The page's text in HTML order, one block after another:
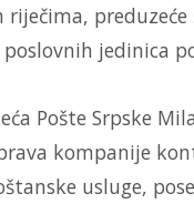
riječima, preduzeće
jedinica
Pošte Srpske
kompanije
usluge,